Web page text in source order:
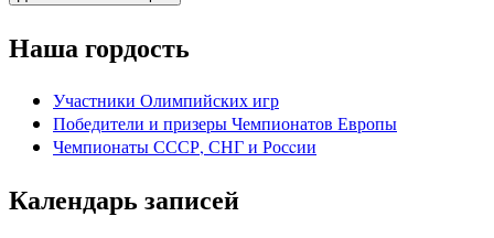
Наша гордость
Участники Олимпийских игр
Победители и призеры Чемпионатов Европы
Чемпионаты СССР, СНГ и Росcии
Календарь записей